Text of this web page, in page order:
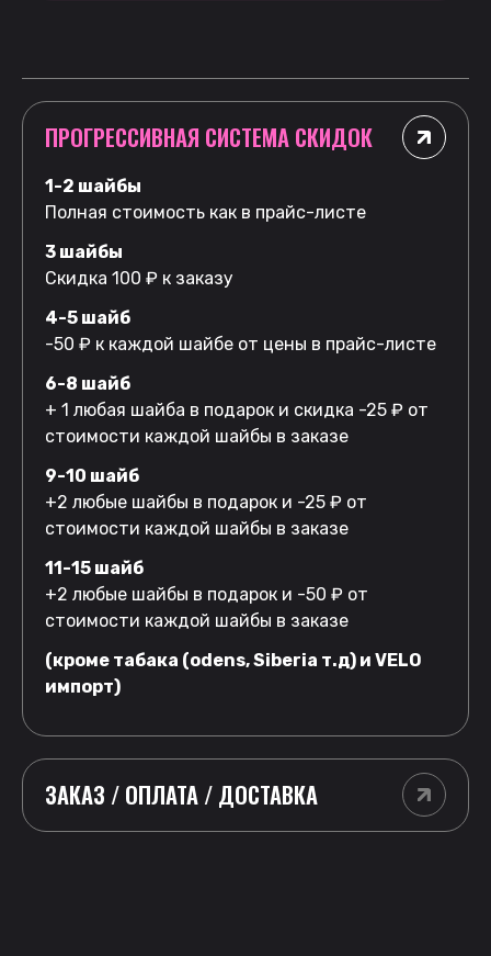
ПРОГРЕССИВНАЯ СИСТЕМА СКИДОК
1-2 шайбы
Полная стоимость как в прайс-листе
3 шайбы
Скидка 100 ₽ к заказу
4-5 шайб
-50 ₽ к каждой шайбе от цены в прайс-листе
6-8 шайб
+ 1 любая шайба в подарок и скидка -25 ₽ от
стоимости каждой шайбы в заказе
9-10 шайб
+2 любые шайбы в подарок и -25 ₽ от
стоимости каждой шайбы в заказе
11-15 шайб
+2 любые шайбы в подарок и -50 ₽ от
стоимости каждой шайбы в заказе
(кроме табака (odens, Siberia т.д) и VELO
импорт)
ЗАКАЗ / ОПЛАТА / ДОСТАВКА